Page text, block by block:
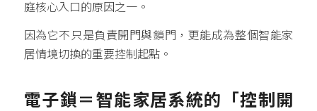
庭核心入口的原因之一。
因為它不只是負責開門與鎖門，更能成為整個智能家
居情境切換的重要控制起點。
電子鎖＝智能家居系統的「控制開